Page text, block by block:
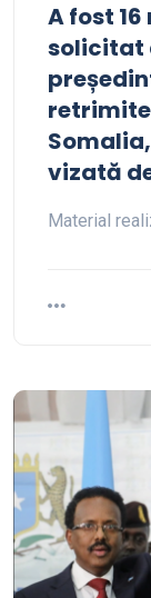
A fost
solicitat
vizată
Material